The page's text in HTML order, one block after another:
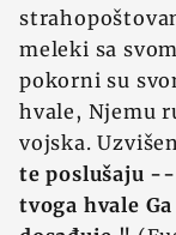
meleki sa
pokorni su
hvale, Njemu
vojska.
te poslušaju
tvoga hvale